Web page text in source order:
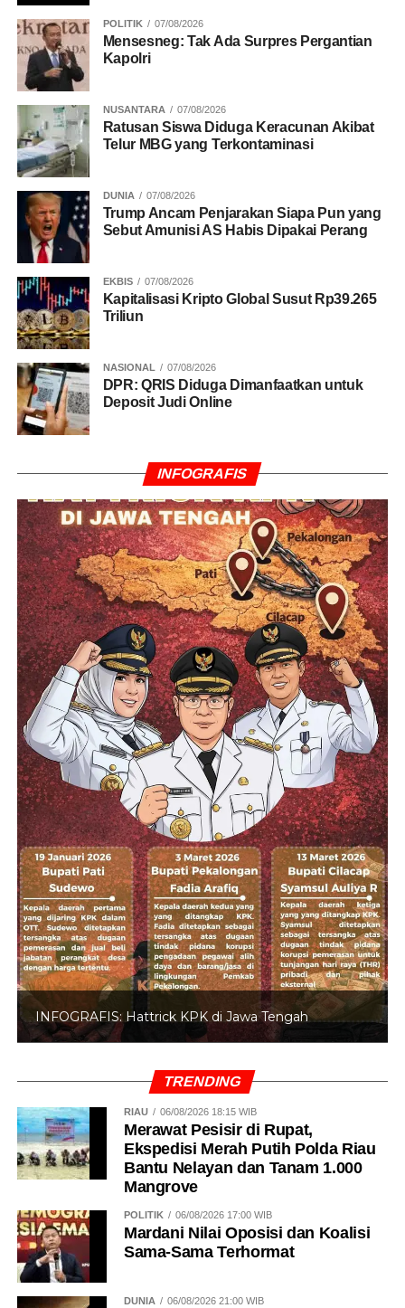
Ketenagakerjaan Polri meliputi pemutusan hubungan
kerja, sengketa upah, pemberangusan serikat pekerja,
persoalan terkait pesangon dan jaminan sosial, hingga
keselamatan kerja.
(Yan Kusuma/goeh)
RELATED TOPICS:
LEWAT DESK KETENAGAKERJAAN
PASTIKAN PERLINDUNGAN BURUH
POLRI
UP NEXT
Komisi V DPR Setuju Potongan Ojol di Bawah 10
persen
DON'T MISS
Hardiknas, Kehadiran Sekolah Rakyat dan
Sekolah Garuda Dinilai Penting
POLITIK 07/08/2026
Mensesneg: Tak Ada Surpres Pergantian
Kapolri
NUSANTARA 07/08/2026
Ratusan Siswa Diduga Keracunan Akibat
Telur MBG yang Terkontaminasi
DUNIA 07/08/2026
Trump Ancam Penjarakan Siapa Pun yang
Sebut Amunisi AS Habis Dipakai Perang
EKBIS 07/08/2026
Kapitalisasi Kripto Global Susut Rp39.265
Triliun
NASIONAL 07/08/2026
DPR: QRIS Diduga Dimanfaatkan untuk
Deposit Judi Online
INFOGRAFIS
INFOGRAFIS: Hattrick KPK di Jawa Tengah
TRENDING
RIAU 06/08/2026 18:15 WIB
Merawat Pesisir di Rupat,
Ekspedisi Merah Putih Polda Riau
Bantu Nelayan dan Tanam 1.000
Mangrove
POLITIK 06/08/2026 17:00 WIB
Mardani Nilai Oposisi dan Koalisi
Sama-Sama Terhormat
DUNIA 06/08/2026 21:00 WIB